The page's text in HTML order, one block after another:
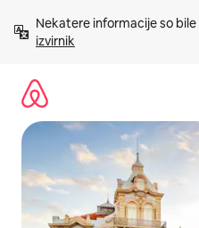
vsebino
Nekatere informacije so
izvirnik